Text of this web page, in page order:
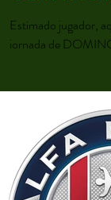
Estimado jugador,
jornada de